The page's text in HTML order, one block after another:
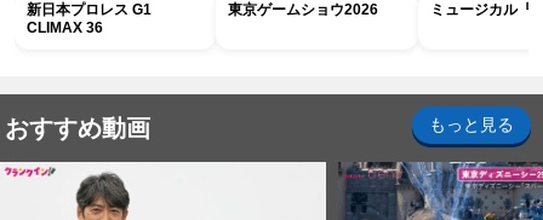
新日本プロレス G1
CLIMAX 36
東京ゲームショウ2026 ミュージカル『
おすすめ動画 もっと見る